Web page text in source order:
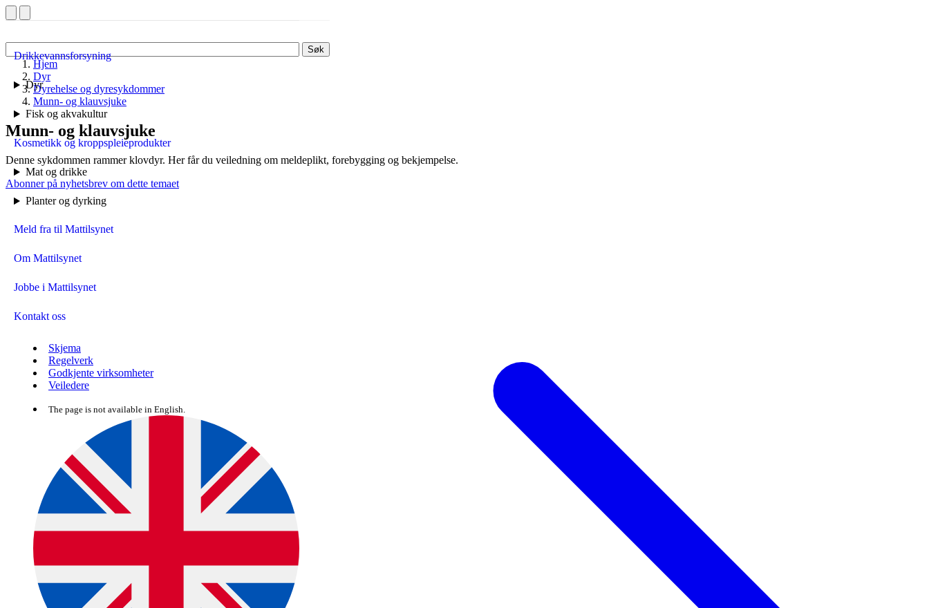
Søk
Drikkevannsforsyning
Dyr
Fisk og akvakultur
Kosmetikk og kroppspleieprodukter
Mat og drikke
Planter og dyrking
Meld fra til Mattilsynet
Om Mattilsynet
Jobbe i Mattilsynet
Kontakt oss
Skjema
Regelverk
Godkjente virksomheter
Veiledere
The page is not available in English.
Hjem
Dyr
Dyrehelse og dyresykdommer
Munn- og klauvsjuke
Munn- og klauvsjuke
Denne sykdommen rammer klovdyr. Her får du veiledning om meldeplikt, forebygging og bekjempelse.
Abonner på nyhetsbrev om dette temaet